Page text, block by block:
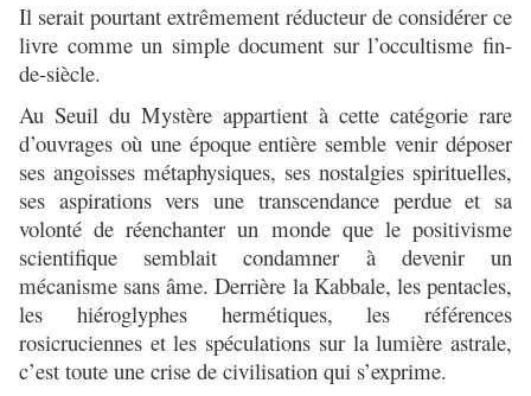
Il serait pourtant extrêmement réducteur de considérer ce
livre comme un simple document sur l’occultisme fin-
de-siècle.
Au Seuil du Mystère appartient à cette catégorie rare
d’ouvrages où une époque entière semble venir déposer
ses angoisses métaphysiques, ses nostalgies spirituelles,
ses aspirations vers une transcendance perdue et sa
volonté de réenchanter un monde que le positivisme
scientifique semblait condamner à devenir un
mécanisme sans âme. Derrière la Kabbale, les pentacles,
les hiéroglyphes hermétiques, les références
rosicruciennes et les spéculations sur la lumière astrale,
c’est toute une crise de civilisation qui s’exprime.